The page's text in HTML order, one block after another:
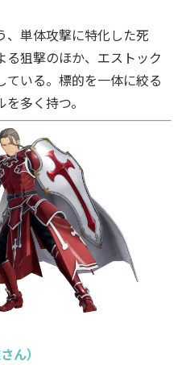
単体攻撃に特化した死
狙撃のほか、エストック
いる。標的を一体に絞る
多く持つ。
ん）